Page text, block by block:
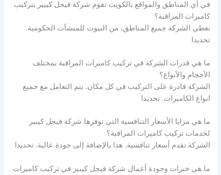
في أي المناطق والمواقع بالكويت تقوم شركة فيجل كيبير بتركيب
كاميرات المراقبة؟
تغطي الشركة جميع المناطق، من البيوت للمنشآت الحكومية.
تحديدا
ما هي قدرات الشركة في تركيب كاميرات المراقبة بمختلف
الأحجام والأنواع؟
الشركة قادرة على التركيب في كل مكان. يتم التعامل مع جميع
انواع الكاميرات. تحديدا
ما هي مزايا الأسعار التنافسية التي توفرها شركة فيجل كيبير
لخدمات تركيب كاميرات المراقبة؟
الشركة تقدم أسعار تنافسية. هذا بالإضافة إلى جودة عالية. تحديدا
ما هي خبرات وجودة أعمال شركة فيجل كيبير في تركيب كاميرات